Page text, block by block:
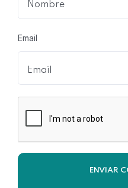
Email